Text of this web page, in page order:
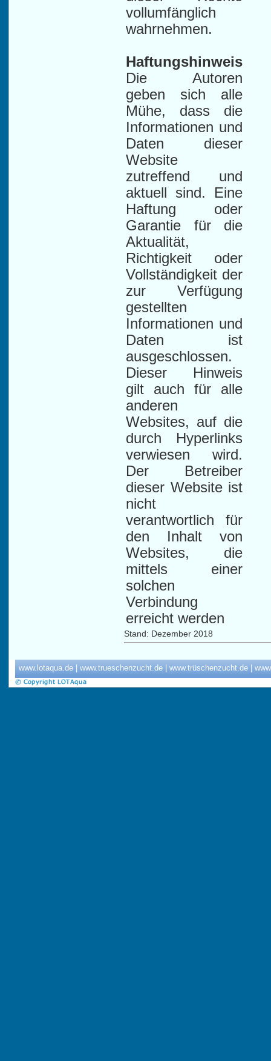
vollumfänglich
wahrnehmen.
Haftungshinweis
Die Autoren
geben sich alle
Mühe, dass die
Informationen und
Daten dieser
Website
zutreffend und
aktuell sind. Eine
Haftung oder
Garantie für die
Aktualität,
Richtigkeit oder
Vollständigkeit der
zur Verfügung
gestellten
Informationen und
Daten ist
ausgeschlossen.
Dieser Hinweis
gilt auch für alle
anderen
Websites, auf die
durch Hyperlinks
verwiesen wird.
Der Betreiber
dieser Website ist
nicht
verantwortlich für
den Inhalt von
Websites, die
mittels einer
solchen
Verbindung
erreicht werden
Stand: Dezember 2018
www.lotaqua.de www.trueschenzucht.de www.trüschenzucht.de